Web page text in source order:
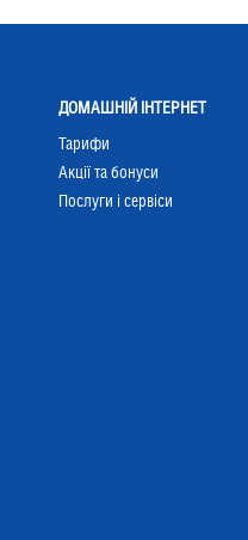
ДОМАШНІЙ ІНТЕРНЕТ
Тарифи
Акції та бонуси
Послуги і сервіси